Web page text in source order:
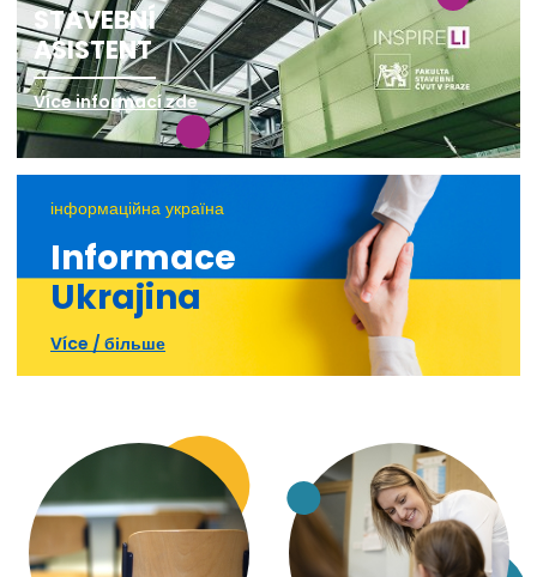
STAVEBNÍ
ASISTENT
Více informací zde
інформаційна україна
Informace
Ukrajina
Více / більше